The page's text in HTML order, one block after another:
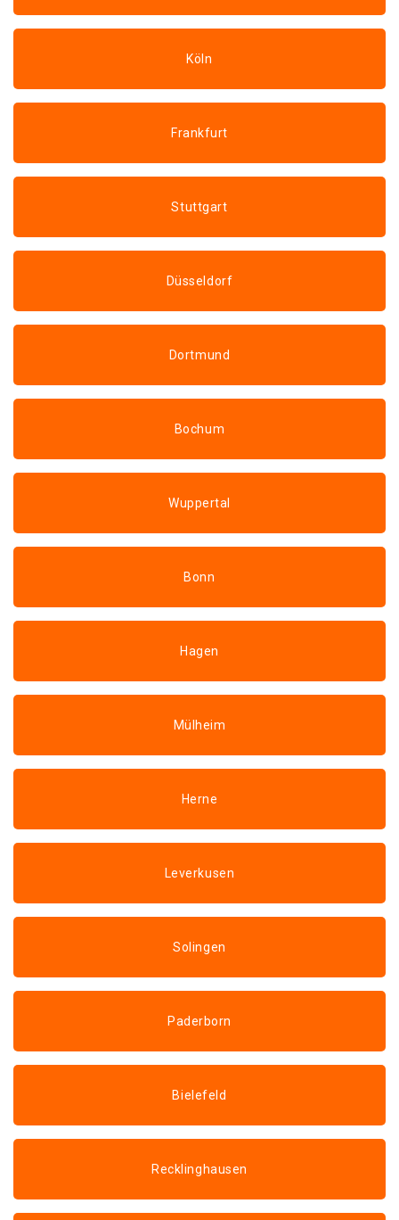
Köln
Frankfurt
Stuttgart
Düsseldorf
Dortmund
Bochum
Wuppertal
Bonn
Hagen
Mülheim
Herne
Leverkusen
Solingen
Paderborn
Bielefeld
Recklinghausen